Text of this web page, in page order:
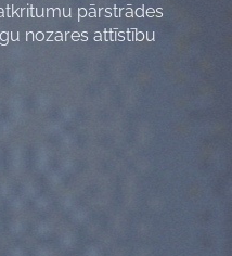
pārstrādes
nozares attīstību